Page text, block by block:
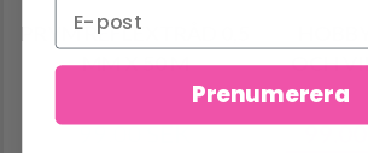
PRYM REFLEXTRÅD 0,5
MM X 50 M
99.00 SEK
OCH
Prenumerera